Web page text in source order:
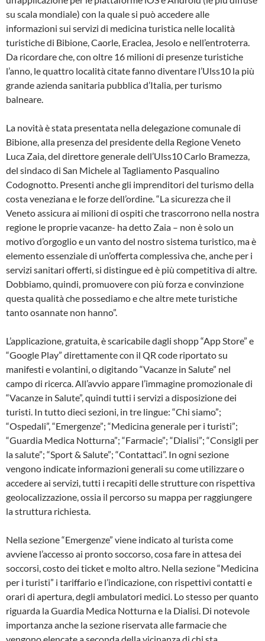
su scala mondiale) con la quale si può accedere alle
informazioni sui servizi di medicina turistica nelle località
turistiche di Bibione, Caorle, Eraclea, Jesolo e nell’entroterra.
Da ricordare che, con oltre 16 milioni di presenze turistiche
l’anno, le quattro località citate fanno diventare l’Ulss10 la più
grande azienda sanitaria pubblica d’Italia, per turismo
balneare.
La novità è stata presentata nella delegazione comunale di
Bibione, alla presenza del presidente della Regione Veneto
Luca Zaia, del direttore generale dell’Ulss10 Carlo Bramezza,
del sindaco di San Michele al Tagliamento Pasqualino
Codognotto. Presenti anche gli imprenditori del turismo della
costa veneziana e le forze dell’ordine. “La sicurezza che il
Veneto assicura ai milioni di ospiti che trascorrono nella nostra
regione le proprie vacanze- ha detto Zaia – non è solo un
motivo d’orgoglio e un vanto del nostro sistema turistico, ma è
elemento essenziale di un’offerta complessiva che, anche per i
servizi sanitari offerti, si distingue ed è più competitiva di altre.
Dobbiamo, quindi, promuovere con più forza e convinzione
questa qualità che possediamo e che altre mete turistiche
tanto osannate non hanno”.
L’applicazione, gratuita, è scaricabile dagli shopp “App Store” e
“Google Play” direttamente con il QR code riportato su
manifesti e volantini, o digitando “Vacanze in Salute” nel
campo di ricerca. All’avvio appare l’immagine promozionale di
“Vacanze in Salute”, quindi tutti i servizi a disposizione dei
turisti. In tutto dieci sezioni, in tre lingue: “Chi siamo”;
“Ospedali”, “Emergenze”; “Medicina generale per i turisti”;
“Guardia Medica Notturna”; “Farmacie”; “Dialisi”; “Consigli per
la salute”; “Sport & Salute”; “Contattaci”. In ogni sezione
vengono indicate informazioni generali su come utilizzare o
accedere ai servizi, tutti i recapiti delle strutture con rispettiva
geolocalizzazione, ossia il percorso su mappa per raggiungere
la struttura richiesta.
Nella sezione “Emergenze” viene indicato al turista come
avviene l’accesso ai pronto soccorso, cosa fare in attesa dei
soccorsi, costo dei ticket e molto altro. Nella sezione “Medicina
per i turisti” i tariffario e l’indicazione, con rispettivi contatti e
orari di apertura, degli ambulatori medici. Lo stesso per quanto
riguarda la Guardia Medica Notturna e la Dialisi. Di notevole
importanza anche la sezione riservata alle farmacie che